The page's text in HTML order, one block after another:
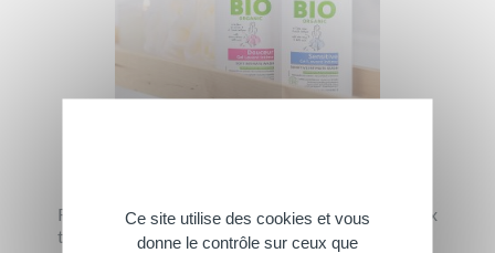
Retrouvez nos offres de produits intime à prix
tout doux !
Ce site utilise des cookies et vous
donne le contrôle sur ceux que